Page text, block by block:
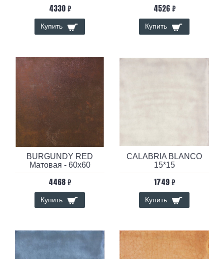
4330 ₽
Купить
4526 ₽
Купить
BURGUNDY RED
Матовая - 60x60
4468 ₽
Купить
CALABRIA BLANCO
15*15
1749 ₽
Купить